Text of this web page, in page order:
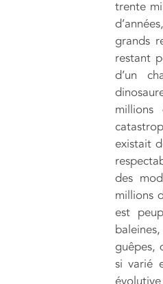
trente
grands
restant
d’un
millions
existait
des
millions
est
guêpes,
si varié